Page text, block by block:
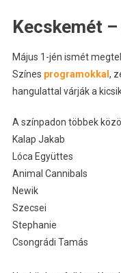
Kecskemét
Május 1-jén ismét
Színes programokkal ,
hangulattal várják a
A színpadon többek
Kalap Jakab
Lóca Együttes
Animal Cannibals
Newik
Szecsei
Stephanie
Csongrádi Tamás